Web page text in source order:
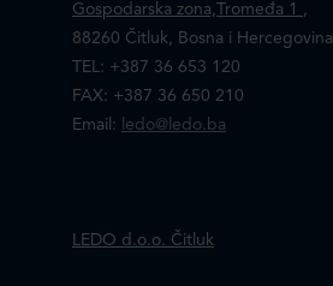
Gospodarska zona,Tromeđa 1 ,
88260 Čitluk, Bosna i Hercegovina
TEL: +387 36 653 120
FAX: +387 36 650 210
Email:
ledo@ledo.ba
LEDO d.o.o. Čitluk